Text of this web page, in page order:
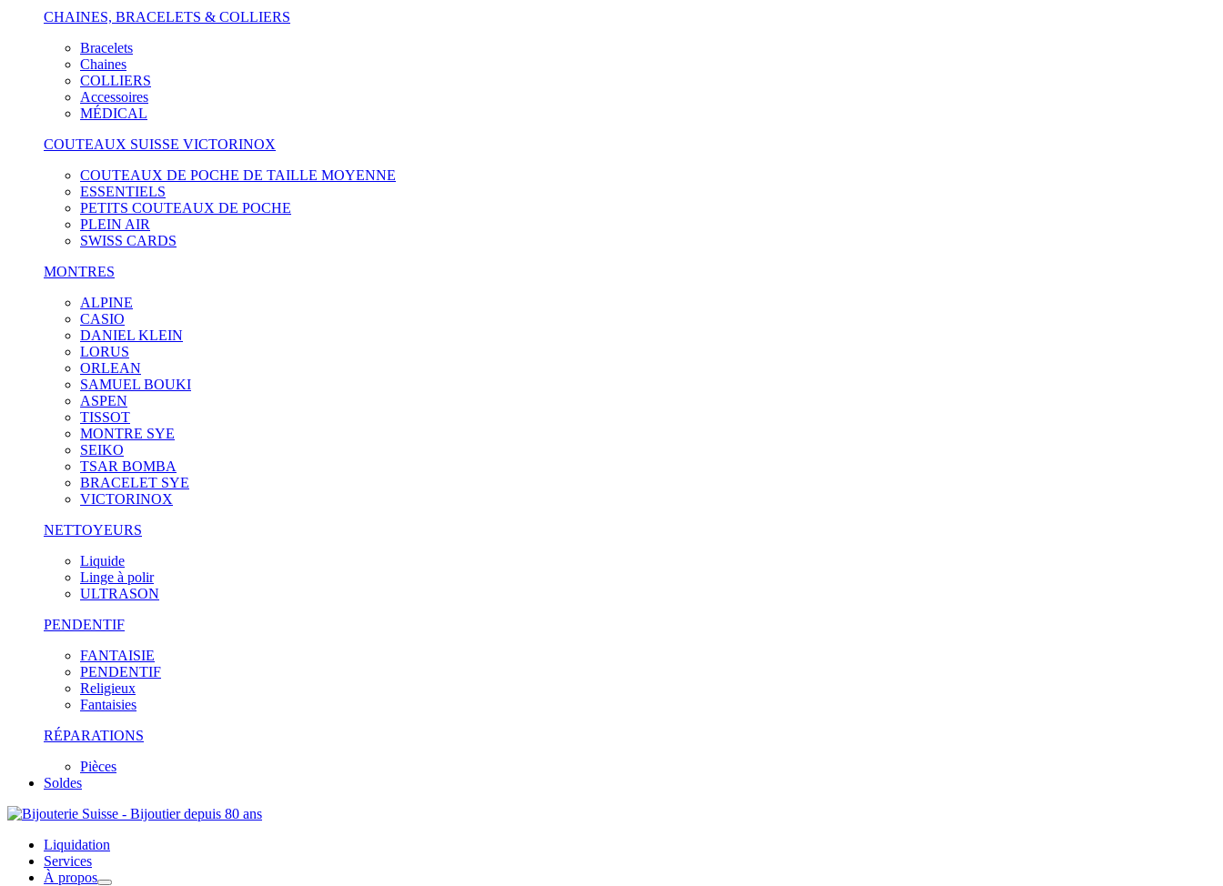
CHAINES, BRACELETS & COLLIERS
Bracelets
Chaines
COLLIERS
Accessoires
MÉDICAL
COUTEAUX SUISSE VICTORINOX
COUTEAUX DE POCHE DE TAILLE MOYENNE
ESSENTIELS
PETITS COUTEAUX DE POCHE
PLEIN AIR
SWISS CARDS
MONTRES
ALPINE
CASIO
DANIEL KLEIN
LORUS
ORLEAN
SAMUEL BOUKI
ASPEN
TISSOT
MONTRE SYE
SEIKO
TSAR BOMBA
BRACELET SYE
VICTORINOX
NETTOYEURS
Liquide
Linge à polir
ULTRASON
PENDENTIF
FANTAISIE
PENDENTIF
Religieux
Fantaisies
RÉPARATIONS
Pièces
Soldes
Liquidation
Services
À propos